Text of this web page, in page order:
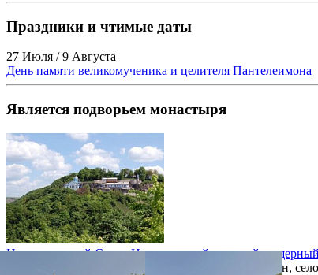
Праздники и чтимые даты
27 Июля / 9 Августа
День памяти великомученика и целителя Пантелеимона
Является подворьем монастыря
Непоротовский Свято-Николаевский мужской
Украина, Черновицкая область, Сокирянский район,